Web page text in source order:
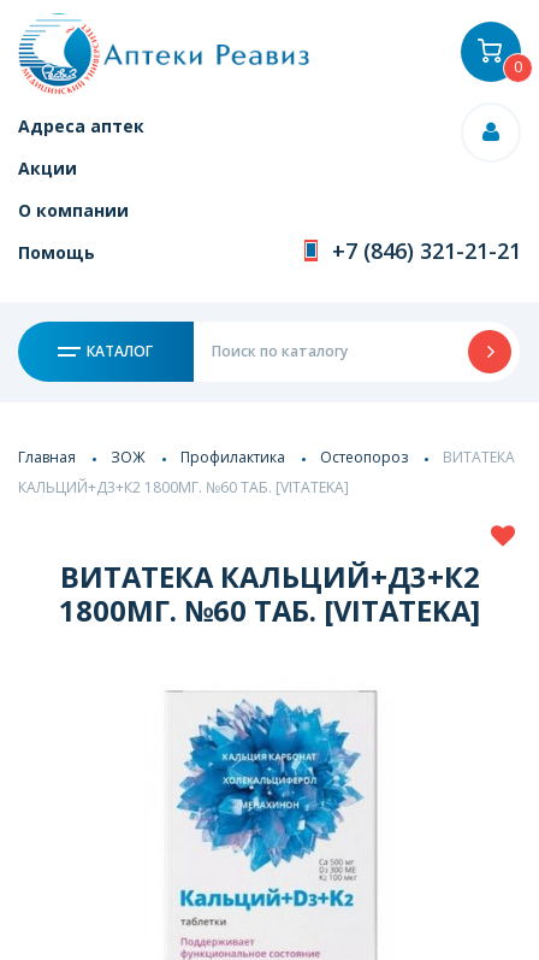
Адреса аптек
Акции
О компании
Помощь
+7 (846) 321-21-21
КАТАЛОГ
0
Главная ЗОЖ Профилактика Остеопороз
ВИТАТЕКА
КАЛЬЦИЙ+Д3+К2 1800МГ. №60 ТАБ. [VITATEKA]
ВИТАТЕКА КАЛЬЦИЙ+Д3+К2
1800МГ. №60 ТАБ. [VITATEKA]